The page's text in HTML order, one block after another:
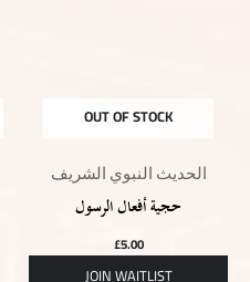
OUT OF STOCK
الحديث النبوي الشريف
حجية أفعال الرسول
£5.00